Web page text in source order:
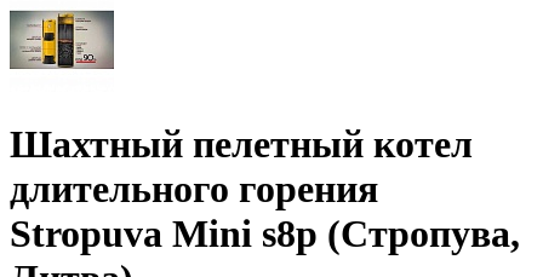
Шахтный пелетный котел
длительного горения
Stropuva Mini s8p (Стропува,